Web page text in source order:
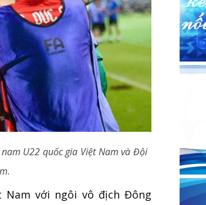
U22 quốc gia Việt Nam và Đội
Nam với ngôi vô địch Đông